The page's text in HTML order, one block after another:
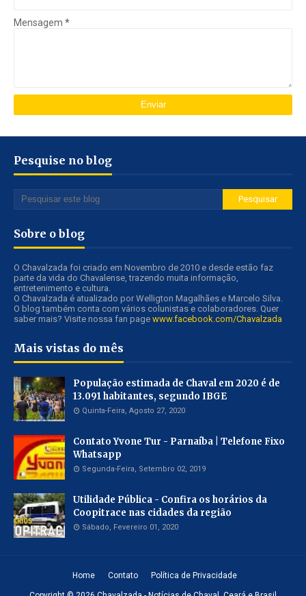
Mensagem *
Pesquise no blog
Sobre o blog
O Chavalzada foi criado em Novembro de 2010 e desde estão faz
parte da vida do Chavalense, trazendo muita informação,
entretenimento e cultura.
O Chavalzada é atualizado por Welligton Magalhães e Marcelo Silva.
O blog também conta com vários colunistas e colaboradores. Quer
saber mais? Visite nossa fan page www.facebook.com/Chavalzada
Mais vistas do mês
População estimada de Chaval em 2020 é de
13.091 habitantes, segundo IBGE
Quinta-Feira, Agosto 27, 2020
Contato Yvone Tur - Parnaíba | Telefone Fixo
Whatsapp
Segunda-Feira, Setembro 02, 2019
Utilidade Pública - Confira os horários da
Coopitrace nas cidades da região
Sábado, Fevereiro 01, 2020
Home Contato Política de Privacidade